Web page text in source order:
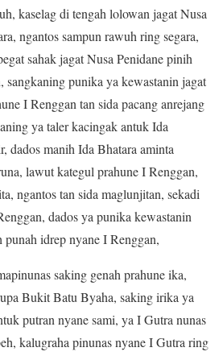
kaselag di tengah lolowan jagat Nusa
ngantos sampun rawuh ring segara,
sahak jagat Nusa Penidane pinih
sangkaning punika ya kewastanin jagat
I Renggan tan sida pacang anrejang
ya taler kacingak antuk Ida
dados manih Ida Bhatara aminta
lawut kategul prahune I Renggan,
ngantos tan sida maglunjitan, sekadi
dados ya punika kewastanin
idrep nyane I Renggan,
saking genah prahune ika,
Bukit Batu Byaha, saking irika ya
putran nyane sami, ya I Gutra nunas
kalugraha pinunas nyane I Gutra ring